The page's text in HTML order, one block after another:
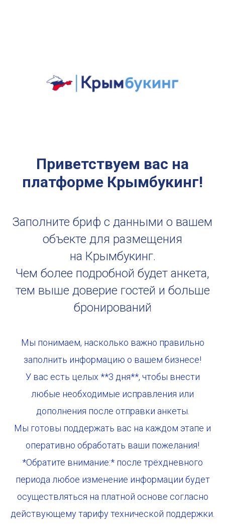
Приветствуем вас на
платформе Крымбукинг!
Заполните бриф с данными о вашем
объекте для размещения
на Крымбукинг.
Чем более подробной будет анкета,
тем выше доверие гостей и больше
бронирований
Мы понимаем, насколько важно правильно
заполнить информацию о вашем бизнесе!
У вас есть целых **3 дня**, чтобы внести
любые необходимые исправления или
дополнения после отправки анкеты.
Мы готовы поддержать вас на каждом этапе и
оперативно обработать ваши пожелания!
*Обратите внимание:* после трёхдневного
периода любое изменение информации будет
осуществляться на платной основе согласно
действующему тарифу технической поддержки.